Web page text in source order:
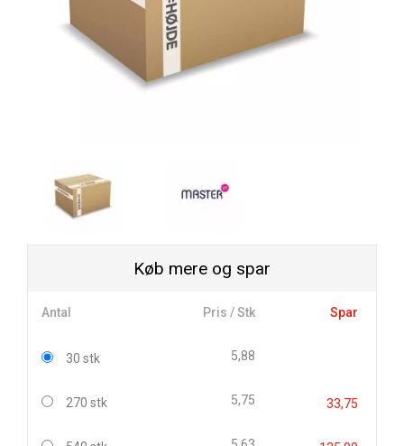
Køb mere og spar
Antal Pris / Stk Spar
30 stk 5,88
270 stk 5,75 33,75